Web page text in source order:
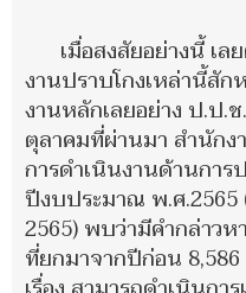
เมื่อสงสัยอย่างนี้ เ
งานปราบโกงเหล่านี้สั
งานหลักเลยอย่าง ป.ป.
ตุลาคมที่ผ่านมา สำนักง
การดำเนินงานด้านการ
ปีงบประมาณ พ.ศ.2565
2565) พบว่ามีคำกล่าวห
ที่ยกมาจากปีก่อน